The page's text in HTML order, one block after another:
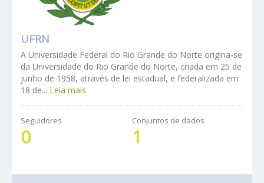
UFRN
A Universidade Federal do Rio Grande do Norte origina-se
da Universidade do Rio Grande do Norte, criada em 25 de
junho de 1958, através de lei estadual, e federalizada em
18 de... Leia mais
Seguidores
0
Conjuntos de dados
1